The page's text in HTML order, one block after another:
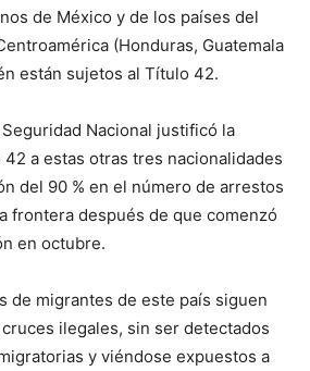
de México y de los países del
(Honduras, Guatemala
están sujetos al Título 42.
Nacional justificó la
a estas otras tres nacionalidades
del 90 % en el número de arrestos
frontera después de que comenzó
en octubre.
de migrantes de este país siguen
ilegales, sin ser detectados
y viéndose expuestos a